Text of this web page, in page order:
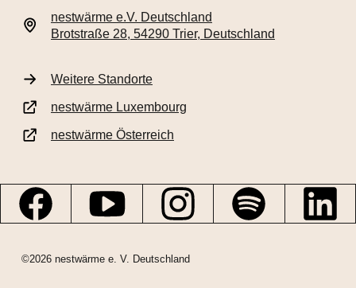
nestwärme e.V. Deutschland
Brotstraße 28, 54290 Trier, Deutschland
Weitere Standorte
nestwärme Luxembourg
nestwärme Österreich
©2026 nestwärme e. V. Deutschland